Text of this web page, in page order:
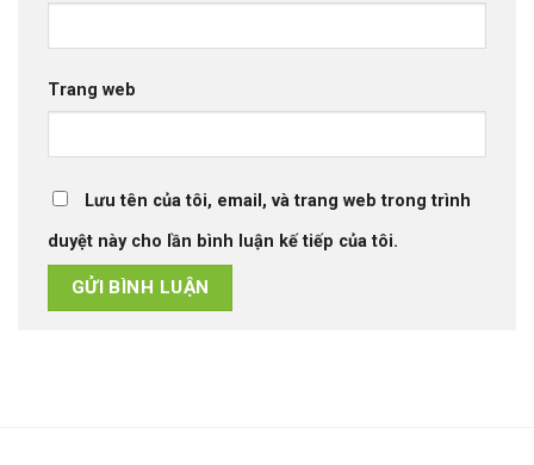
Trang web
Lưu tên của tôi, email, và trang web trong trình
duyệt này cho lần bình luận kế tiếp của tôi.